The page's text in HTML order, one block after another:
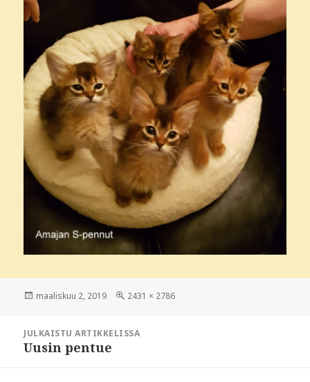
Julkaistu
maaliskuu 2, 2019 Täysikokoinen
2431 × 2786
selaus
JULKAISTU ARTIKKELISSA
Uusin pentue